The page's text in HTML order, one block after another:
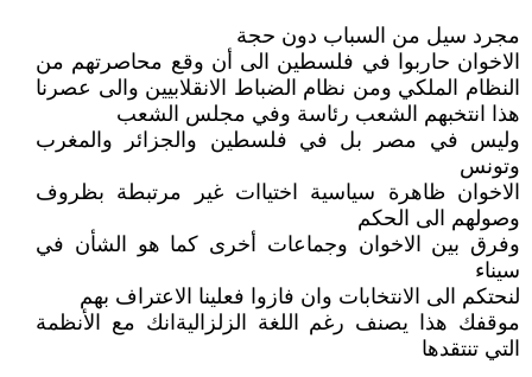
مجرد سيل من السباب دون حجة
الاخوان حاربوا في فلسطين الى أن وقع محاصرتهم من
النظام الملكي ومن نظام الضباط الانقلابيين والى عصرنا
هذا انتخبهم الشعب رئاسة وفي مجلس الشعب
وليس في مصر بل في فلسطين والجزائر والمغرب
وتونس
الاخوان ظاهرة سياسية اختياات غير مرتبطة بظروف
وصولهم الى الحكم
وفرق بين الاخوان وجماعات أخرى كما هو الشأن في
سيناء
لنحتكم الى الانتخابات وان فازوا فعلينا الاعتراف بهم
موقفك هذا يصنف رغم اللغة الزلزاليةانك مع الأنظمة
التي تنتقدها